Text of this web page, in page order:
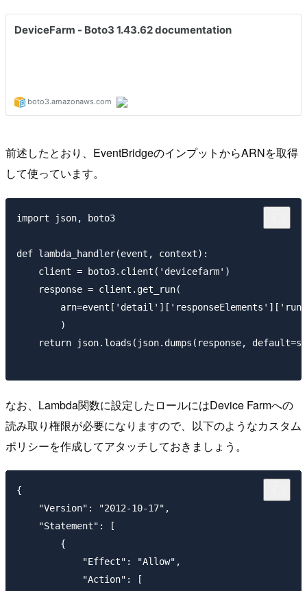
前述したとおり、EventBridgeのインプットからARNを取得
して使っています。
import json, boto3
def lambda_handler(event, context):
    client = boto3.client('devicefarm')
    response = client.get_run(
        )
return json.loads(json.dumps(response,
なお、Lambda関数に設定したロールにはDevice Farmへの
読み取り権限が必要になりますので、以下のようなカスタム
ポリシーを作成してアタッチしておきましょう。
{
    "Version": "2012-10-17",
    "Statement": [
        {
            "Effect": "Allow",
            "Action": [